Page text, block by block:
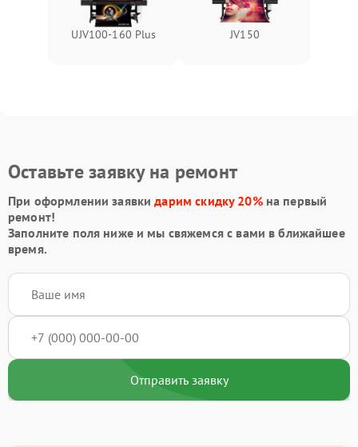
UJV100-160 Plus JV150
Оставьте заявку на ремонт
При оформлении заявкидарим скидку 20%на первый
ремонт!
Заполните поля ниже и мы свяжемся с вами в ближайшее
время.
Отправить заявку